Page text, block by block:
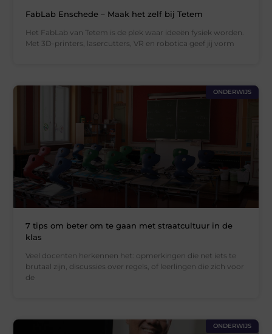
FabLab Enschede – Maak het zelf bij Tetem
Het FabLab van Tetem is de plek waar ideeën fysiek worden.
Met 3D-printers, lasercutters, VR en robotica geef jij vorm
ONDERWIJS
7 tips om beter om te gaan met straatcultuur in de
klas
Veel docenten herkennen het: opmerkingen die net iets te
brutaal zijn, discussies over regels, of leerlingen die zich voor
de
ONDERWIJS